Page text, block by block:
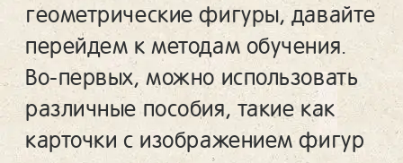
геометрические фигуры, давайте
перейдем к методам обучения.
Во-первых, можно использовать
различные пособия, такие как
карточки с изображением фигур